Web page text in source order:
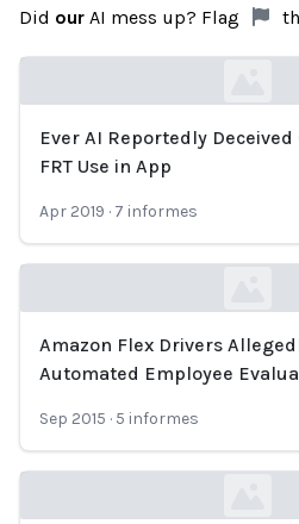
Did our AI mess up? Flag
Loading...
Ever AI Reportedly
FRT Use in App
Apr 2019 · 7 informes
Loading...
Amazon Flex Drivers
Automated Employee
Sep 2015 · 5 informes